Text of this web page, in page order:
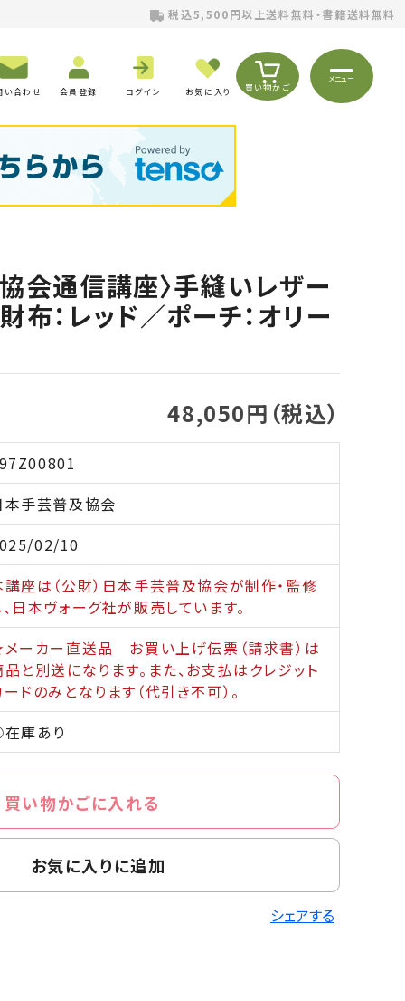
税込5,500円以上送料無料・書籍送料無料
い合わせ 会員登録 ログイン お気に入り 買い物かご
メニュー
会通信講座〉手縫いレザー
：レッド／ポーチ：オリー
48,050円（税込）
本手芸普及協会
02/10
講座は（公財）日本手芸普及協会が制作・監修
日本ヴォーグ社が販売しています。
ーカー直送品 お買い上げ伝票（請求書）は
と別送になります。また、お支払はクレジット
ドのみとなります（代引き不可）。
庫あり
買い物かごに入れる
お気に入りに追加
シェアする